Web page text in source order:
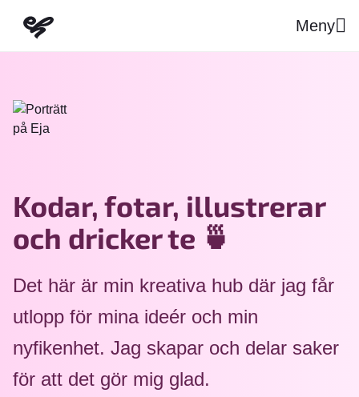
Startsida
Meny
Kodar, fotar, illustrerar
och dricker te 🍵
Det här är min kreativa hub där jag får
utlopp för mina ideér och min
nyfikenhet. Jag skapar och delar saker
för att det gör mig glad.